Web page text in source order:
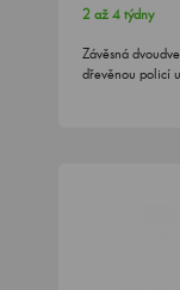
2 až 4 týdny
Závěsná
dřevěnou policí